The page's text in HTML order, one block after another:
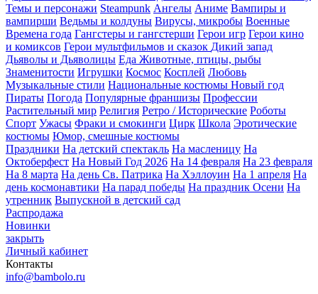
Темы и персонажи Steampunk Ангелы Аниме Вампиры и
вампирши Ведьмы и колдуны Вирусы, микробы Военные
Времена года Гангстеры и гангстерши Герои игр Герои кино
и комиксов Герои мультфильмов и сказок Дикий запад
Дьяволы и Дьяволицы Еда Животные, птицы, рыбы
Знаменитости Игрушки Космос Косплей Любовь
Музыкальные стили Национальные костюмы Новый год
Пираты Погода Популярные франшизы Профессии
Растительный мир Религия Ретро / Исторические Роботы
Спорт Ужасы Фраки и смокинги Цирк Школа Эротические
костюмы Юмор, смешные костюмы
Праздники На детский спектакль На масленицу На
Октоберфест На Новый Год 2026 На 14 февраля На 23 февраля
На 8 марта На день Св. Патрика На Хэллоуин На 1 апреля На
день космонавтики На парад победы На праздник Осени На
утренник Выпускной в детский сад
Распродажа
Новинки
закрыть
Личный кабинет
Контакты
info@bambolo.ru